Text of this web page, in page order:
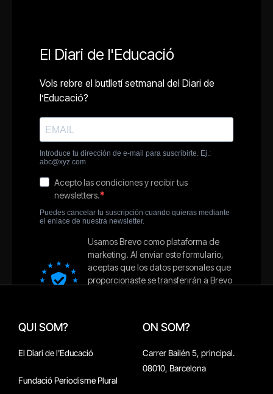
QUI SOM?
El Diari de l'Educació
Fundació Periodisme Plural
ON SOM?
Carrer Bailén 5, principal.
08010, Barcelona